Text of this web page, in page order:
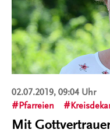
02.07.2019, 09:04 Uhr
Pfarreien
Mit